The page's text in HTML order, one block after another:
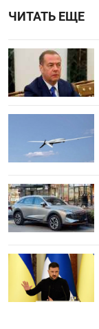
ЧИТАТЬ ЕЩЕ